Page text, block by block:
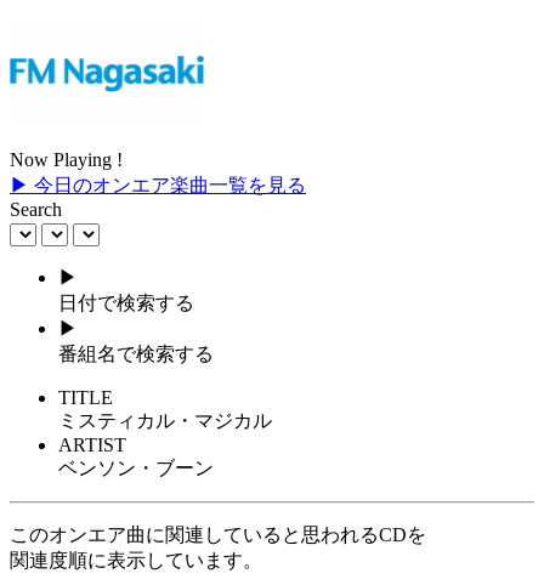
Now Playing !
▶ 今日のオンエア楽曲一覧を見る
Search
▶
日付で検索する
▶
番組名で検索する
TITLE
ミスティカル・マジカル
ARTIST
ベンソン・ブーン
このオンエア曲に関連していると思われるCDを
関連度順に表示しています。